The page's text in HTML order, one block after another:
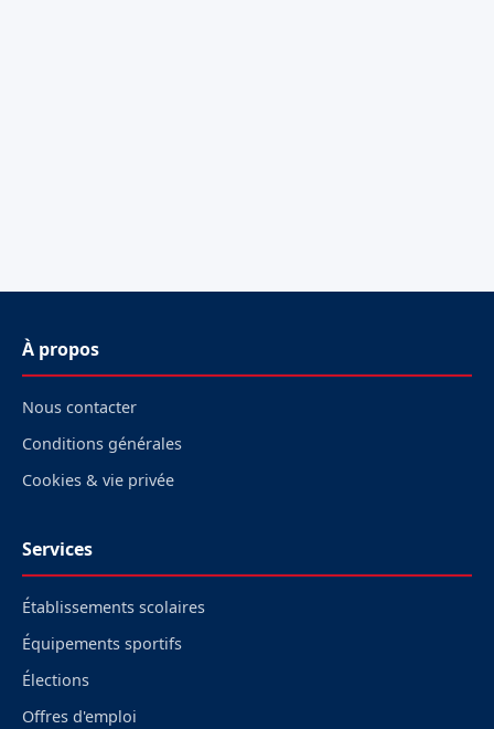
À propos
Nous contacter
Conditions générales
Cookies & vie privée
Services
Établissements scolaires
Équipements sportifs
Élections
Offres d'emploi